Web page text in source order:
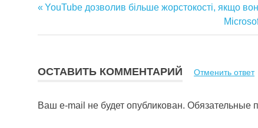
записям
Предыдущая
YouTube дозволив більше жорстокості, якщо
запись:
ОСТАВИТЬ КОММЕНТАРИЙ Отменить ответ
Ваш e-mail не будет опубликован. Обязательные